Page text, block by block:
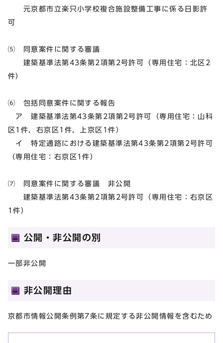
元京都市立楽只小学校複合施設整備工事に係る日影許
可
⑸ 同意案件に関する審議
建築基準法第43条第2項第2号許可（専用住宅：北区2
件）
⑹ 包括同意案件に関する報告
ア 建築基準法第43条第2項第2号許可（専用住宅：山科
区1件，右京区1件，上京区1件）
イ 特定通路における建築基準法第43条第2項第2号許可
（専用住宅：右京区1件）
⑺ 同意案件に関する審議 非公開
建築基準法第43条第2項第2号許可（専用住宅：右京区
1件）
公開・非公開の別
一部非公開
非公開理由
京都市情報公開条例第7条に規定する非公開情報を含むため